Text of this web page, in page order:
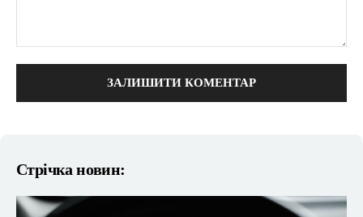
Стрічка новин: